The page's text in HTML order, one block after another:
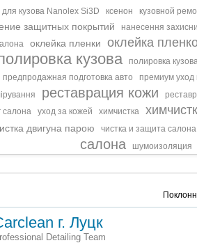
для кузова Nanolex Si3D ксенон
кузовной
защитных покрытий
нанесення
оклейка пленки
оклейка
кузова
полировка
предпродажная подготовка авто
премиум
реставрация кожи
салона уход за кожей химчистка
двигуна парою чистка и защита салона
салона шумоизоляция
г. Луцк
Detailing Team